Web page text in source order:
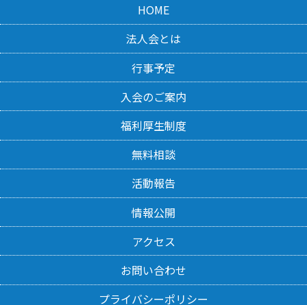
HOME
法人会とは
行事予定
入会のご案内
福利厚生制度
無料相談
活動報告
情報公開
アクセス
お問い合わせ
プライバシーポリシー